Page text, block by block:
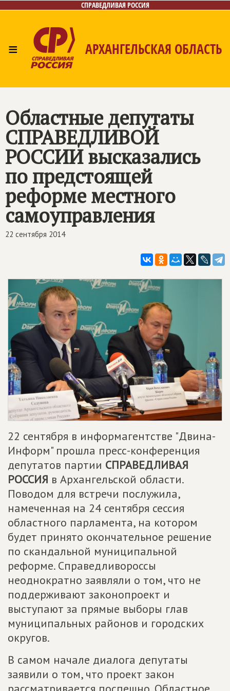
СПРАВЕДЛИВАЯ РОССИЯ
≡ АРХАНГЕЛЬСКАЯ ОБЛАСТЬ
Областные депутаты
СПРАВЕДЛИВОЙ
РОССИИвысказались
по предстоящей
реформе местного
самоуправления
22 сентября 2014
22 сентября в информагентстве "Двина-
Информ" прошла пресс-конференция
депутатов партии СПРАВЕДЛИВАЯ
РОССИЯ в Архангельской области.
Поводом для встречи послужила,
намеченная на 24 сентября сессия
областного парламента, на котором
будет принято окончательное решение
по скандальной муниципальной
реформе. Справедливороссы
неоднократно заявляли о том, что не
поддерживают законопроект и
выступают за прямые выборы глав
муниципальных районов и городских
округов.
В самом начале диалога депутаты
заявили о том, что проект закон